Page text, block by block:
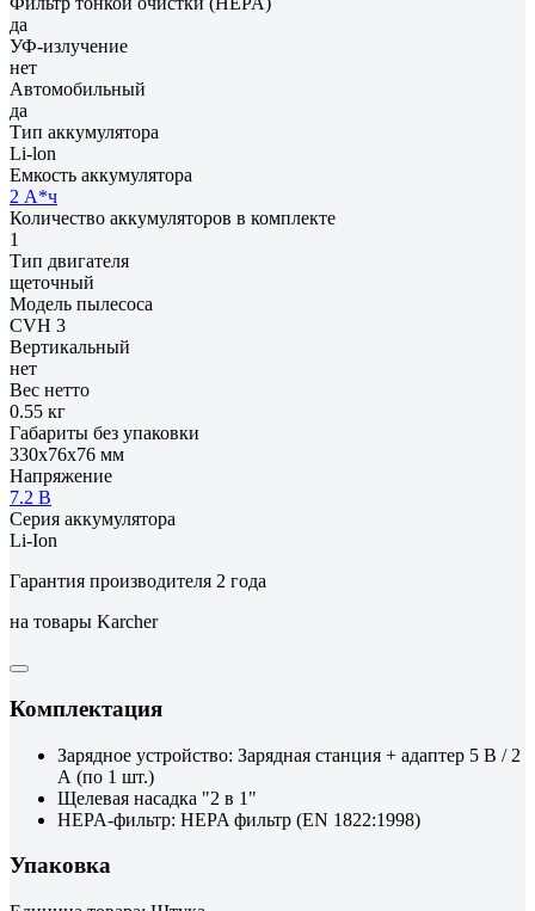
да
УФ-излучение
нет
Автомобильный
да
Тип аккумулятора
Li-lon
Емкость аккумулятора
2 А*ч
Количество аккумуляторов в комплекте
1
Тип двигателя
щеточный
Модель пылесоса
CVH 3
Вертикальный
нет
Вес нетто
0.55 кг
Габариты без упаковки
330x76x76 мм
Напряжение
7.2 В
Серия аккумулятора
Li-Ion
Гарантия производителя 2 года
на товары Karcher
Комплектация
Зарядное устройство: Зарядная станция + адаптер 5 В / 2
А (по 1 шт.)
Щелевая насадка "2 в 1"
HEPA-фильтр: HEPA фильтр (EN 1822:1998)
Упаковка